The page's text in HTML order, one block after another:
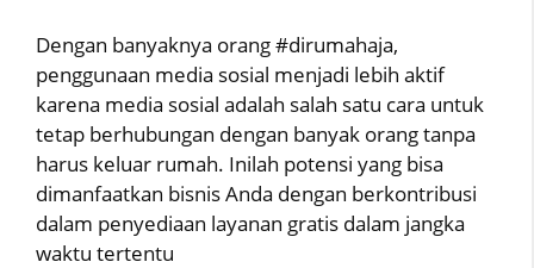
Dengan banyaknya orang #dirumahaja,
penggunaan media sosial menjadi lebih aktif
karena media sosial adalah salah satu cara untuk
tetap berhubungan dengan banyak orang tanpa
harus keluar rumah. Inilah potensi yang bisa
dimanfaatkan bisnis Anda dengan berkontribusi
dalam penyediaan layanan gratis dalam jangka
waktu tertentu